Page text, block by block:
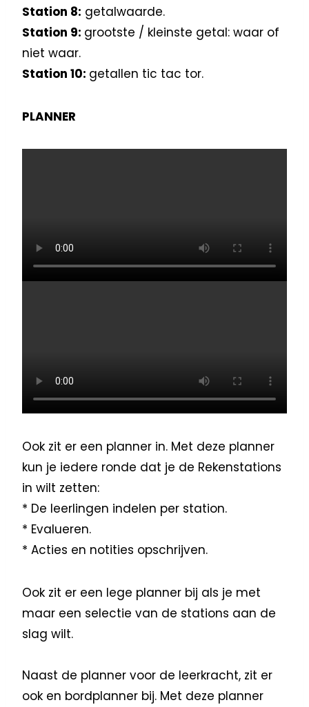
Station 8: getalwaarde.
Station 9: grootste / kleinste getal: waar of
niet waar.
Station 10: getallen tic tac tor.
PLANNER
Ook zit er een planner in. Met deze planner
kun je iedere ronde dat je de Rekenstations
in wilt zetten:
* De leerlingen indelen per station.
* Evalueren.
* Acties en notities opschrijven.
Ook zit er een lege planner bij als je met
maar een selectie van de stations aan de
slag wilt.
Naast de planner voor de leerkracht, zit er
ook en bordplanner bij. Met deze planner